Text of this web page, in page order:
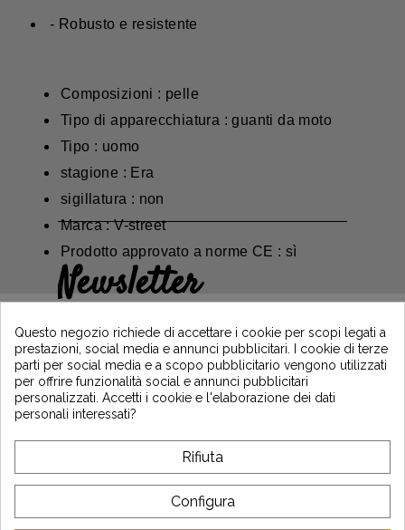
- Robusto e resistente
Composizioni : pelle
Tipo di apparecchiatura : guanti da moto
Tipo : uomo
stagione : Era
sigillatura : non
Marca : V-street
Prodotto approvato a norme CE : sì
Newsletter
iscrivendoti e resta informato sulle ultime
notizie di Vintage Motors
*Dès 99€ d'achat. En vous abonnant à notre newsletter, vous reconnaissez avoir pris
l'acceptez.
A PROPOSITO DI VINTAGE
SERVIZIO CLIENTI
Questo negozio richiede di accettare i cookie per scopi legati a
prestazioni, social media e annunci pubblicitari. I cookie di terze
parti per social media e a scopo pubblicitario vengono utilizzati
per offrire funzionalità social e annunci pubblicitari
personalizzati. Accetti i cookie e l'elaborazione dei dati
personali interessati?
Rifiuta
Configura